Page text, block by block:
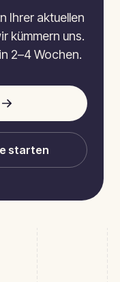
Ihrer aktuellen
kümmern uns.
2–4 Wochen.
starten